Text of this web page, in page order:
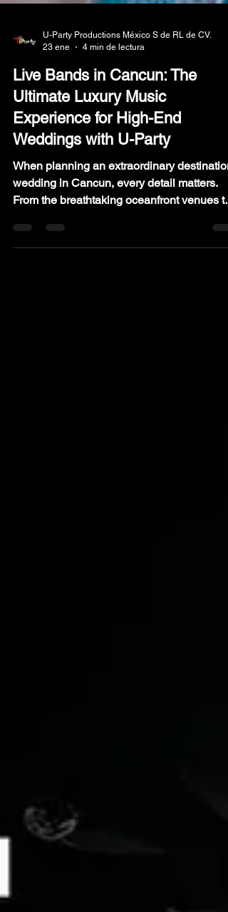
U-Party Productions México S de RL de CV.
Live Bands in Cancun: The
Ultimate Luxury Music
Experience for High-End
Weddings with U-Party
When planning an extraordinary destination
wedding in Cancun, every detail matters.
the finest culinary experiences, luxury
weddings demand perfection.